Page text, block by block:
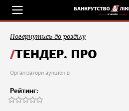
Повернутись до розділу
ТЕНДЕР. ПРО
Організатори аукціонів
Рейтинг: